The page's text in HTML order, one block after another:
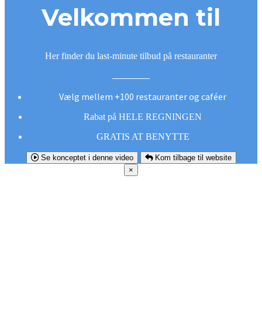
Velkommen til
Her finder du last-minute tilbud på restauranter
Vælg mellem +100 restauranter og caféer
Rabat på HELE REGNINGEN
GRATIS AT BENYTTE
Se konceptet i denne video
Kom tilbage til website
×